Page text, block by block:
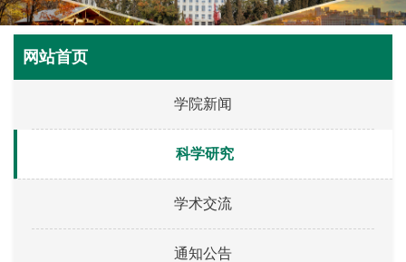
网站首页
学院新闻
科学研究
学术交流
通知公告